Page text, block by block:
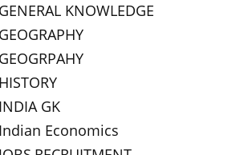
GENERAL KNOWLEDGE
GEOGRAPHY
GEOGRPAHY
HISTORY
INDIA GK
Indian Economics